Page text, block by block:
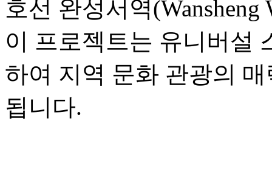
호선 완성서역
이 프로젝트는 유니버설
하여 지역 문화 관광의
됩니다.